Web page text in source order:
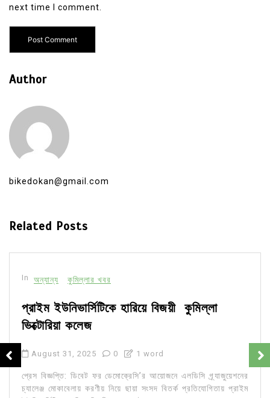
next time I comment.
Author
bikedokan@gmail.com
Related Posts
In অন্যান্য কুমিল্লার খবর
প্রাইম ইউনিভার্সিটিকে হারিয়ে বিজয়ী কুমিল্লা
ভিক্টোরিয়া কলেজ
August 31, 2025 0 1 word
প্রেস বিজ্ঞপ্তি: ডিবেট ফর ডেমোক্রেসি’র আয়োজনে এলডিসি গ্র্যাজুয়েশনের
চ্যালেঞ্জ মোকাবেলায় করণীয় নিয়ে ছায়া সংসদ বিতর্ক প্রতিযোগিতায় প্রাইম